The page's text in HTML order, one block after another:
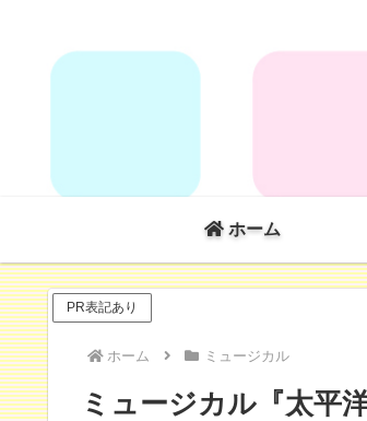
ホーム
PR表記あり
ホーム ミュージカル
ミュージカル『太平